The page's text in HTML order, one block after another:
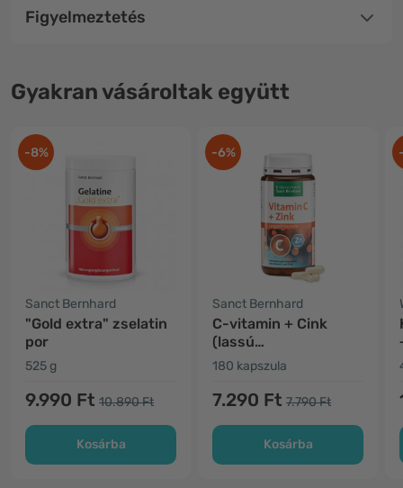
Figyelmeztetés
Gyakran vásároltak együtt
-8%
Sanct Bernhard
"Gold extra" zselatin
por
525 g
9.990 Ft 10.890 Ft
Kosárba
-6%
Sanct Bernhard
C-vitamin + Cink
(lassú
felszabadulású)
180 kapszula
7.290 Ft 7.790 Ft
Kosárba